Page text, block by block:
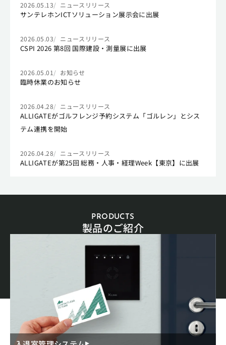
2026.05.13 ニュースリリース
サンテレホンICTソリューション展示会に出展
2026.05.03 ニュースリリース
CSPI 2026 第8回 国際建設・測量展に出展
2026.05.01 お知らせ
臨時休業のお知らせ
2026.04.28 ニュースリリース
ALLIGATEがゴルフレンジ予約システム「ゴルレン」とシス
テム連携を開始
2026.04.28 ニュースリリース
ALLIGATEが第25回 総務・人事・経理Week【東京】に出展
PRODUCTS
製品のご紹介